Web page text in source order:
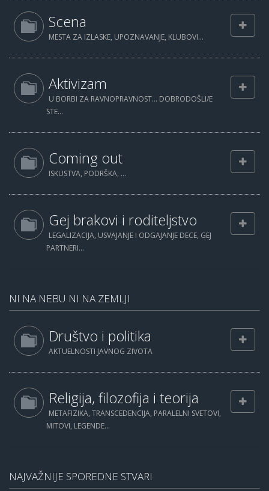
Scena
MESTA ZA IZLASKE, UPOZNAVANJE, KLUBOVI...
Aktivizam
U BORBI ZA RAVNOPRAVNOST... DOBRODOŠLI/E
STE...
Coming out
ISKUSTVA, PODRŠKA, ...
Gej brakovi i roditeljstvo
LEGALIZACIJA, USVAJANJE I ODGAJANJE DECE, GEJ
PARTNERI...
NI NA NEBU NI NA ZEMLJI
Društvo i politika
AKTUELNOSTI JAVNOG ZIVOTA
Religija, filozofija i teorija
METAFIZIKA, TRANSCEDENCIJA, PARALELNI SVETOVI,
MITOVI, LEGENDE...
NAJVAŽNIJE SPOREDNE STVARI